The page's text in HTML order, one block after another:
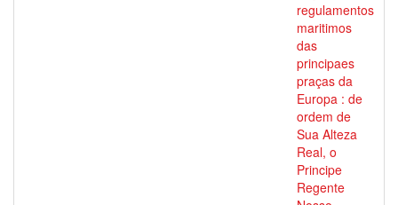
regulamentos
maritimos
das
principaes
praças da
Europa : de
ordem de
Sua Alteza
Real, o
Principe
Regente